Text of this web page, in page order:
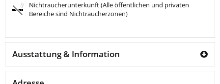
Nichtraucherunterkunft (Alle öffentlichen und privaten
Bereiche sind Nichtraucherzonen)
Ausstattung & Information